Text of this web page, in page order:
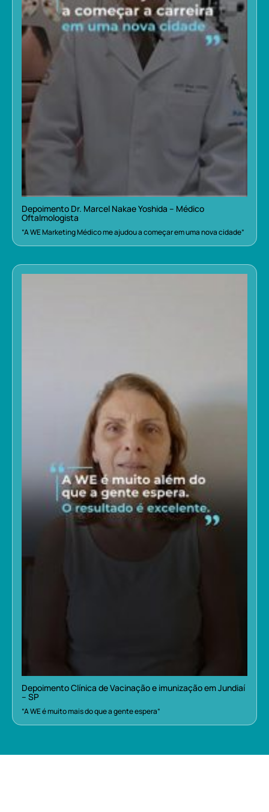
Depoimento Dr. Marcel Nakae Yoshida – Médico
Oftalmologista
“A WE Marketing Médico me ajudou a começar em uma nova cidade”
Depoimento Clínica de Vacinação e imunização em Jundiaí
– SP
“A WE é muito mais do que a gente espera”